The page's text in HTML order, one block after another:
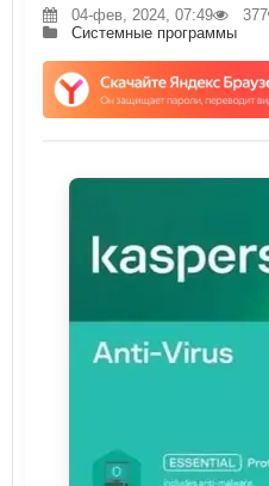
04-фев, 2024, 07:49 377
Системные программы